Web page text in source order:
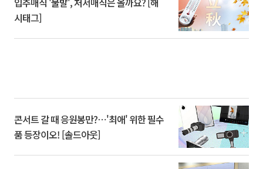
시태그]
콘서트 갈 때 응원봉만?⋯'최애' 위한 필수
품 등장이오! [솔드아웃]